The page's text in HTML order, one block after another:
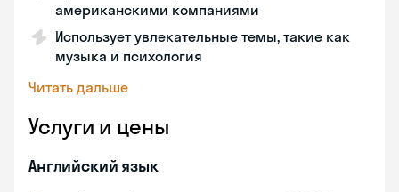
американскими компаниями
Использует увлекательные темы, такие как
музыка и психология
Читать дальше
Услуги и цены
Английский язык